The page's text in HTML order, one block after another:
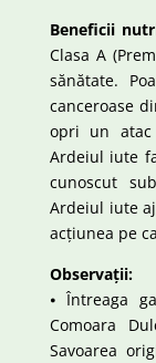
Beneficii
Clasa A
sănătate.
canceroase
opri un
Ardeiul iute
cunoscut
Ardeiul iute
acțiunea pe
Observații:
⦁ Întreaga
Comoara
Savoarea